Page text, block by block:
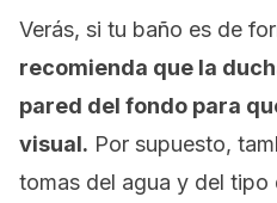
Verás, si tu baño es de
recomienda que la
pared del fondo para
visual. Por supuesto,
tomas del agua y del tipo